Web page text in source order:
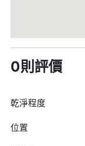
0則評價
乾淨程度
位置